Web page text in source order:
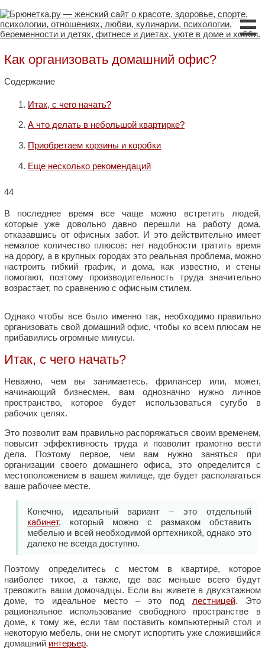
☰
Как организовать домашний офис?
Содержание
Итак, с чего начать?
А что делать в небольшой квартирке?
Приобретаем корзины и коробки
Еще несколько рекомендаций
44
В последнее время все чаще можно встретить людей,
которые уже довольно давно перешли на работу дома,
отказавшись от офисных забот. И это действительно имеет
немалое количество плюсов: нет надобности тратить время
на дорогу, а в крупных городах это реальная проблема, можно
настроить гибкий график, и дома, как известно, и стены
помогают, поэтому производительность труда значительно
возрастает, по сравнению с офисным стилем.
Однако чтобы все было именно так, необходимо правильно
организовать свой домашний офис, чтобы ко всем плюсам не
прибавились огромные минусы.
Итак, с чего начать?
Неважно, чем вы занимаетесь, фрилансер или, может,
начинающий бизнесмен, вам однозначно нужно личное
пространство, которое будет использоваться сугубо в
рабочих целях.
Это позволит вам правильно распоряжаться своим временем,
повысит эффективность труда и позволит грамотно вести
дела. Поэтому первое, чем вам нужно заняться при
организации своего домашнего офиса, это определится с
местоположением в вашем жилище, где будет располагаться
ваше рабочее месте.
Конечно, идеальный вариант – это отдельный
кабинет, который можно с размахом обставить
мебелью и всей необходимой оргтехникой, однако это
далеко не всегда доступно.
Поэтому определитесь с местом в квартире, которое
наиболее тихое, а также, где вас меньше всего будут
тревожить ваши домочадцы. Если вы живете в двухэтажном
доме, то идеальное место – это под лестницей. Это
рациональное использование свободного пространстве в
доме, к тому же, если там поставить компьютерный стол и
некоторую мебель, они не смогут испортить уже сложившийся
домашний интерьер.